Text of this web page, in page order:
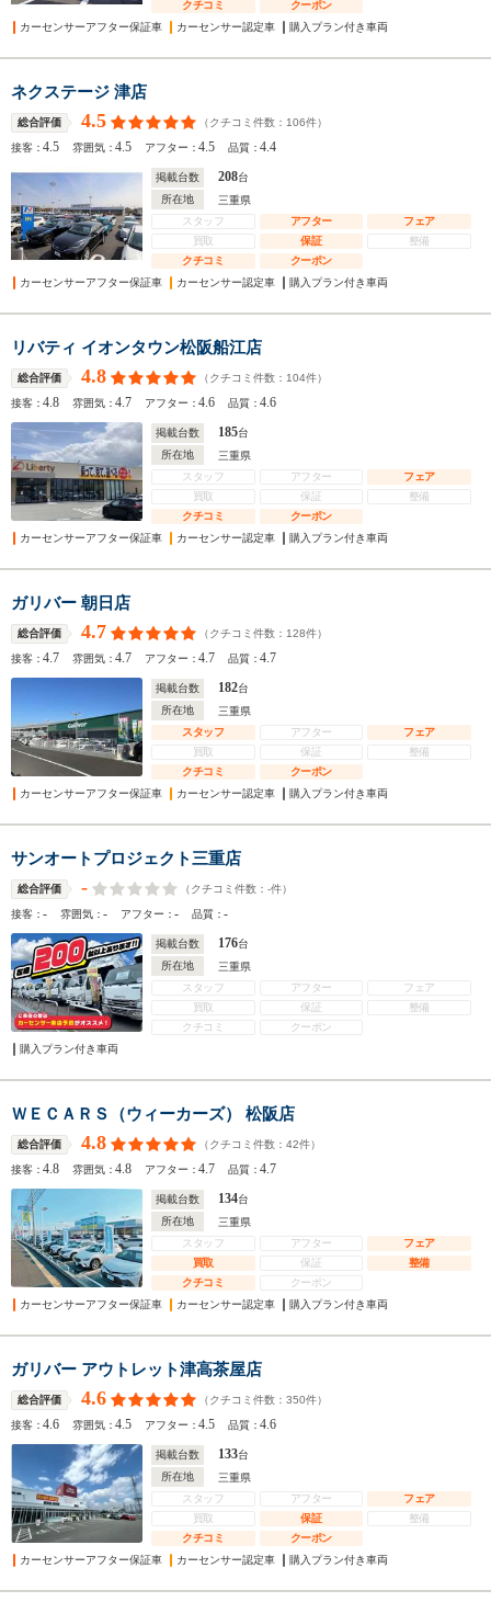
クチコミ
クーポン
カーセンサーアフター保証車
カーセンサー認定車 購入プラン付き車両
ネクステージ 津店
総合評価 4.5 （クチコミ件数： 106件）
接客：4.5 雰囲気：4.5 アフター：4.5 品質：4.4
掲載台数 208台
所在地
三重県
スタッフ
アフター
フェア
買取
保証
整備
クチコミ
クーポン
カーセンサーアフター保証車
カーセンサー認定車 購入プラン付き車両
リバティ イオンタウン松阪船江店
総合評価 4.8 （クチコミ件数： 104件）
接客：4.8 雰囲気：4.7 アフター：4.6 品質：4.6
掲載台数 185台
所在地
三重県
スタッフ
アフター
フェア
買取
保証
整備
クチコミ
クーポン
カーセンサーアフター保証車
カーセンサー認定車 購入プラン付き車両
ガリバー 朝日店
総合評価 4.7 （クチコミ件数： 128件）
接客：4.7 雰囲気：4.7 アフター：4.7 品質：4.7
掲載台数 182台
所在地
三重県
スタッフ
アフター
フェア
買取
保証
整備
クチコミ
クーポン
カーセンサーアフター保証車
カーセンサー認定車 購入プラン付き車両
サンオートプロジェクト三重店
総合評価 - （クチコミ件数： -件）
接客：- 雰囲気：- アフター：- 品質：-
掲載台数 176台
所在地
三重県
スタッフ
アフター
フェア
買取
保証
整備
クチコミ
クーポン
購入プラン付き車両
ＷＥＣＡＲＳ（ウィーカーズ） 松阪店
総合評価 4.8 （クチコミ件数： 42件）
接客：4.8 雰囲気：4.8 アフター：4.7 品質：4.7
掲載台数 134台
所在地
三重県
スタッフ
アフター
フェア
買取
保証
整備
クチコミ
クーポン
カーセンサーアフター保証車
カーセンサー認定車 購入プラン付き車両
ガリバー アウトレット津高茶屋店
総合評価 4.6 （クチコミ件数： 350件）
接客：4.6 雰囲気：4.5 アフター：4.5 品質：4.6
掲載台数 133台
所在地
三重県
スタッフ
アフター
フェア
買取
保証
整備
クチコミ
クーポン
カーセンサーアフター保証車
カーセンサー認定車 購入プラン付き車両